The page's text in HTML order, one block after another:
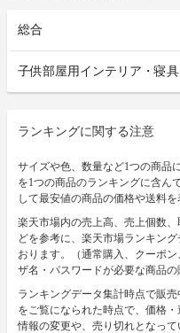
総合
子供部屋用インテリア・寝
ランキングに関する注意
サイズや色、数量など1つの商品
を1つの商品のランキングに含ん
して最安値の商品の価格や送料を
楽天市場内の売上高、売上個数
どを参考に、楽天市場ランキン
おります。（通常購入、クーポ
ザ名・パスワードが必要な商品の
ランキングデータ集計時点で販
をご覧になられた時点で、価格
情報の変更や、売り切れとなっ